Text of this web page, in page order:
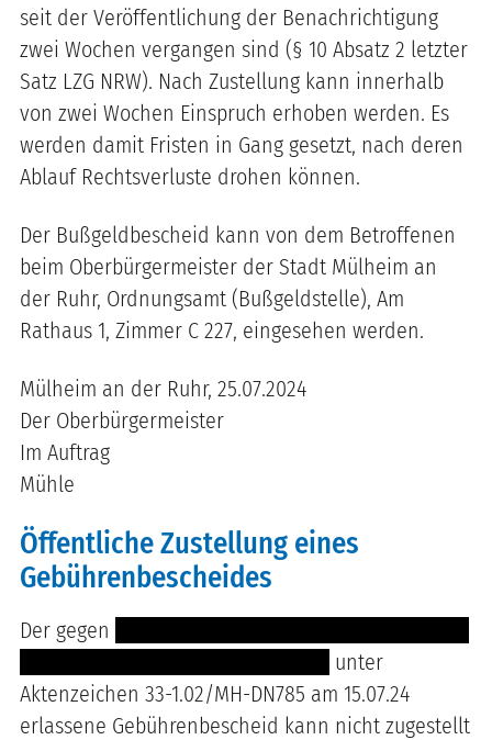
seit der Veröffentlichung der Benachrichtigung
zwei Wochen vergangen sind (§ 10 Absatz 2 letzter
Satz LZG NRW). Nach Zustellung kann innerhalb
von zwei Wochen Einspruch erhoben werden. Es
werden damit Fristen in Gang gesetzt, nach deren
Ablauf Rechtsverluste drohen können.
Der Bußgeldbescheid kann von dem Betroffenen
beim Oberbürgermeister der Stadt Mülheim an
der Ruhr, Ordnungsamt (Bußgeldstelle), Am
Rathaus 1, Zimmer C 227, eingesehen werden.
Mülheim an der Ruhr, 25.07.2024
Der Oberbürgermeister
Im Auftrag
Mühle
Öffentliche Zustellung eines
Gebührenbescheides
Der gegen
unter
Aktenzeichen 33-1.02/MH-DN785 am 15.07.24
erlassene Gebührenbescheid kann nicht zugestellt